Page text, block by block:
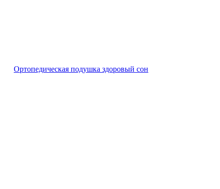
Ортопедическая подушка здоровый сон